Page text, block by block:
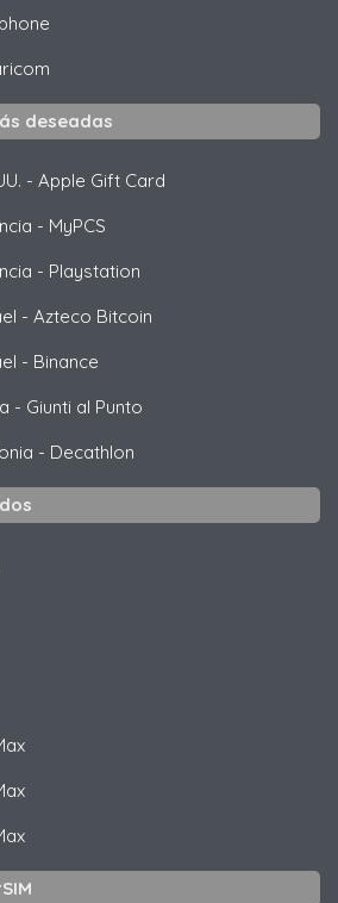
deseadas
- Apple Gift Card
- MyPCS
- Playstation
- Azteco Bitcoin
- Binance
- Giunti al Punto
- Decathlon